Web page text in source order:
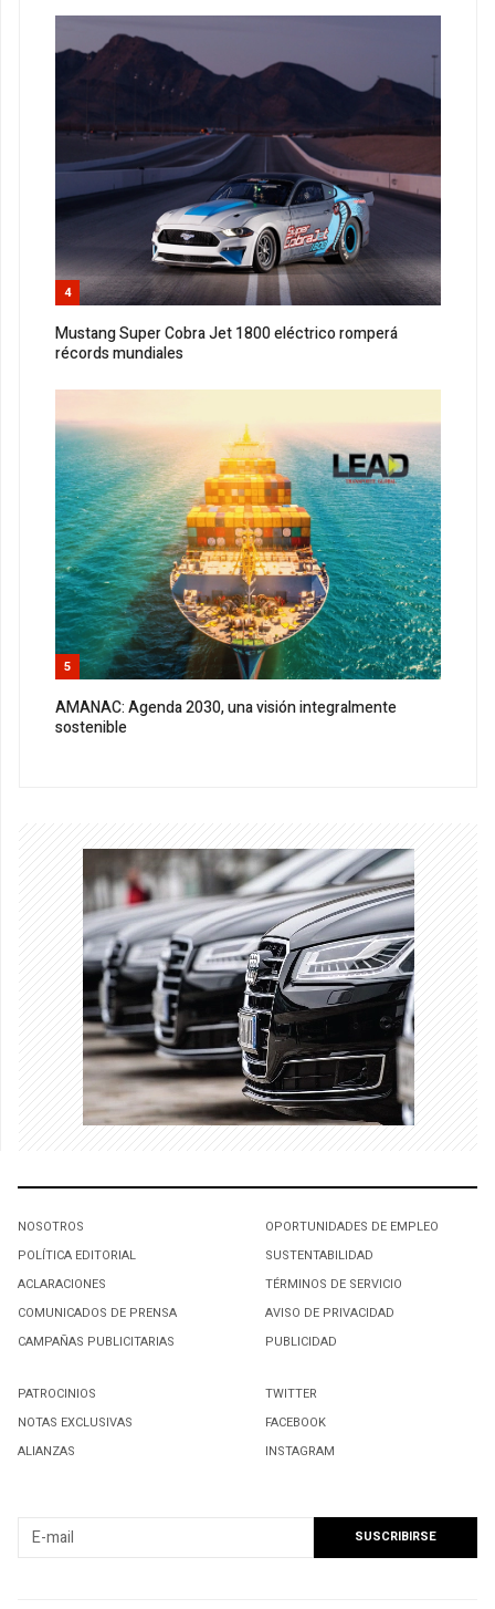
4
Mustang Super Cobra Jet 1800 eléctrico romperá
récords mundiales
5
AMANAC: Agenda 2030, una visión integralmente
sostenible
NOSOTROS
POLÍTICA EDITORIAL
ACLARACIONES
COMUNICADOS DE PRENSA
CAMPAÑAS PUBLICITARIAS
OPORTUNIDADES DE EMPLEO
SUSTENTABILIDAD
TÉRMINOS DE SERVICIO
AVISO DE PRIVACIDAD
PUBLICIDAD
PATROCINIOS
NOTAS EXCLUSIVAS
ALIANZAS
TWITTER
FACEBOOK
INSTAGRAM